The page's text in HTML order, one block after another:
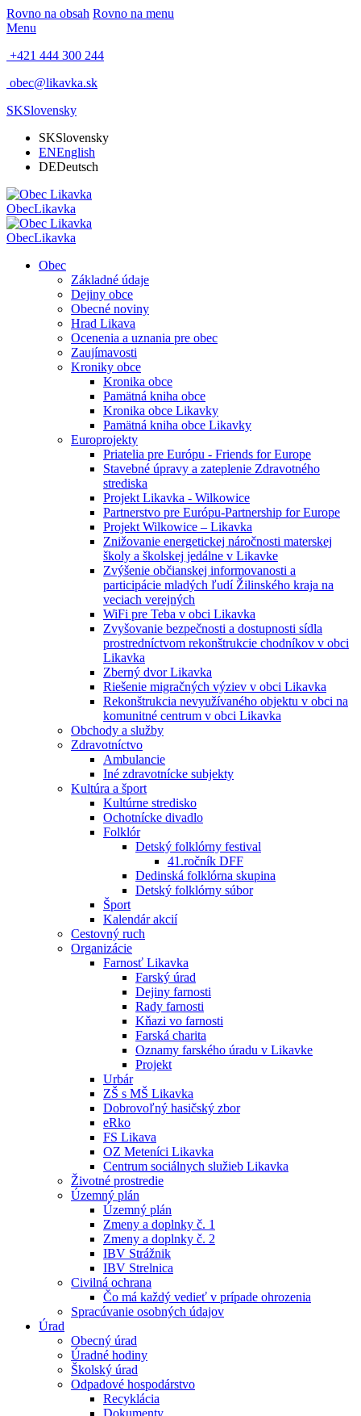
Rovno na obsah Rovno na menu
Menu
+421 444 300 244
obec@likavka.sk
SKSlovensky
SKSlovensky
ENEnglish
DEDeutsch
ObecLikavka
ObecLikavka
Obec
Základné údaje
Dejiny obce
Obecné noviny
Hrad Likava
Ocenenia a uznania pre obec
Zaujímavosti
Kroniky obce
Kronika obce
Pamätná kniha obce
Kronika obce Likavky
Pamätná kniha obce Likavky
Europrojekty
Priatelia pre Európu - Friends for Europe
Stavebné úpravy a zateplenie Zdravotného
strediska
Projekt Likavka - Wilkowice
Partnerstvo pre Európu-Partnership for Europe
Projekt Wilkowice – Likavka
Znižovanie energetickej náročnosti materskej
školy a školskej jedálne v Likavke
Zvýšenie občianskej informovanosti a
participácie mladých ľudí Žilinského kraja na
veciach verejných
WiFi pre Teba v obci Likavka
Zvyšovanie bezpečnosti a dostupnosti sídla
prostredníctvom rekonštrukcie chodníkov v obci
Likavka
Zberný dvor Likavka
Riešenie migračných výziev v obci Likavka
Rekonštrukcia nevyužívaného objektu v obci na
komunitné centrum v obci Likavka
Obchody a služby
Zdravotníctvo
Ambulancie
Iné zdravotnícke subjekty
Kultúra a šport
Kultúrne stredisko
Ochotnícke divadlo
Folklór
Detský folklórny festival
41.ročník DFF
Dedinská folklórna skupina
Detský folklórny súbor
Šport
Kalendár akcií
Cestovný ruch
Organizácie
Farnosť Likavka
Farský úrad
Dejiny farnosti
Rady farnosti
Kňazi vo farnosti
Farská charita
Oznamy farského úradu v Likavke
Projekt
Urbár
ZŠ s MŠ Likavka
Dobrovoľný hasičský zbor
eRko
FS Likava
OZ Meteníci Likavka
Centrum sociálnych služieb Likavka
Životné prostredie
Územný plán
Územný plán
Zmeny a doplnky č. 1
Zmeny a doplnky č. 2
IBV Strážnik
IBV Strelnica
Civilná ochrana
Čo má každý vedieť v prípade ohrozenia
Spracúvanie osobných údajov
Úrad
Obecný úrad
Úradné hodiny
Školský úrad
Odpadové hospodárstvo
Recyklácia
Dokumenty